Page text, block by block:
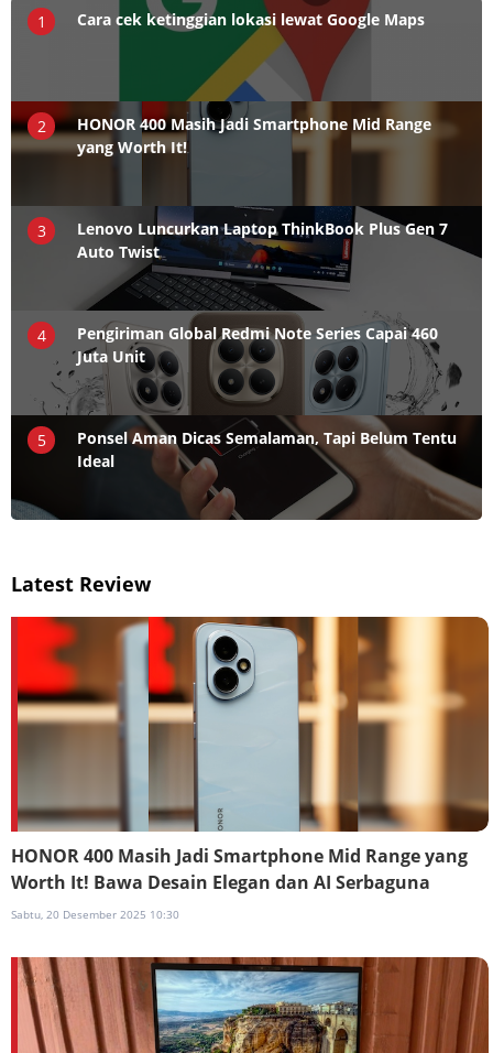
1 Cara cek ketinggian lokasi lewat Google Maps
2
HONOR 400 Masih Jadi Smartphone Mid Range
yang Worth It!
3
Lenovo Luncurkan Laptop ThinkBook Plus Gen 7
Auto Twist
4
Pengiriman Global Redmi Note Series Capai 460
Juta Unit
5
Ponsel Aman Dicas Semalaman, Tapi Belum Tentu
Ideal
Latest Review
HONOR 400 Masih Jadi Smartphone Mid Range yang
Worth It! Bawa Desain Elegan dan AI Serbaguna
Sabtu, 20 Desember 2025 10:30